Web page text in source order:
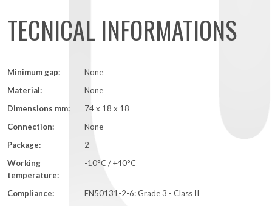
TECNICAL INFORMATIONS
Minimum gap:
None
Material:
None
Dimensions mm:
74 x 18 x 18
Connection:
None
Package:
2
Working
temperature:
-10°C / +40°C
Compliance:
EN50131-2-6: Grade 3 - Class II